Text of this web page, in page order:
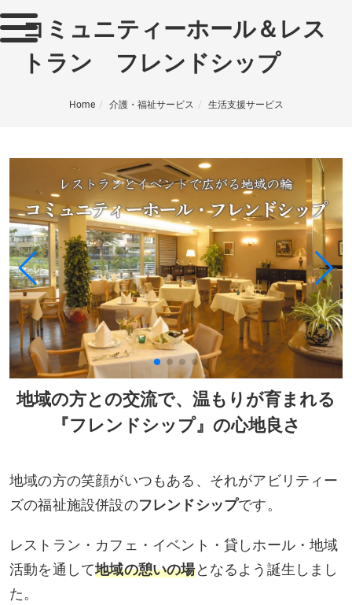
コミュニティーホール＆レス
トラン フレンドシップ
Home 介護・福祉サービス 生活支援サービス
地域の方との交流で、温もりが育まれる
『フレンドシップ』の心地良さ
地域の方の笑顔がいつもある、それがアビリティー
ズの福祉施設併設のフレンドシップです。
レストラン・カフェ・イベント・貸しホール・地域
活動を通して地域の憩いの場となるよう誕生しまし
た。